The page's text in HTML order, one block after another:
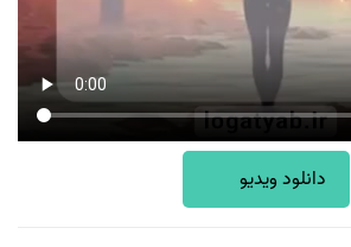
دانلود ویدیو